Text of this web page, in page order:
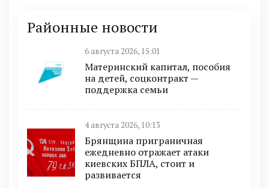
Районные новости
6 августа 2026, 15:01
Материнский капитал, пособия
на детей, соцконтракт —
поддержка семьи
4 августа 2026, 10:13
Брянщина приграничная
ежедневно отражает атаки
киевских БПЛА, стоит и
развивается